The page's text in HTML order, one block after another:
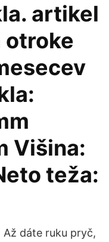
artikel
otroke
Višina:
teža:
dáte ruku pryč,